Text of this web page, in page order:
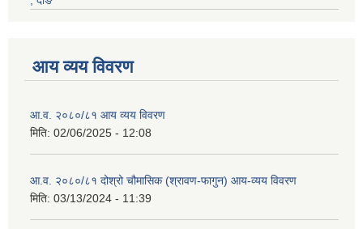
आय व्यय विवरण
आ.व. २०८०/८१ आय व्यय विवरण
मिति: 02/06/2025 - 12:08
आ.व. २०८०/८१ दोश्रो चौमासिक (श्रावण-फागुन) आय-व्यय विवरण
मिति: 03/13/2024 - 11:39